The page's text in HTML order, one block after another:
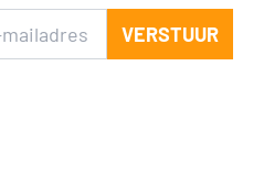
VERSTUUR